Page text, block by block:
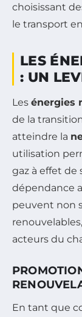
choisissant
le transport
LES
: UN
Les énergies
de la
atteindre la
utilisation
gaz à effet de
dépendance
peuvent non
acteurs du
En tant que